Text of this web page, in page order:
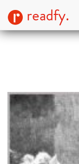
readfy.